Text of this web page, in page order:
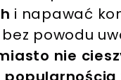
i napawać
powodu
nie